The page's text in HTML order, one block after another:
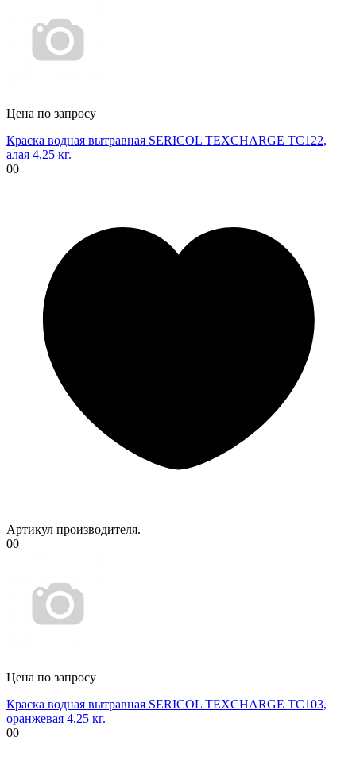
Цена по запросу
Краска водная вытравная SERICOL TEXCHARGE TC122,
алая 4,25 кг.
00
Артикул производителя.
00
Цена по запросу
Краска водная вытравная SERICOL TEXCHARGE TC103,
оранжевая 4,25 кг.
00